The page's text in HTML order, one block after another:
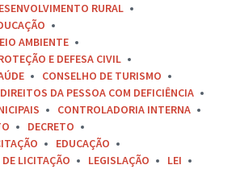
RURAL
AMBIENTE
E DEFESA CIVIL
CONSELHO DE TURISMO
DA PESSOA COM DEFICIÊNCIA
CONTROLADORIA INTERNA
DECRETO
EDUCAÇÃO
LICITAÇÃO
LEGISLAÇÃO
LEI